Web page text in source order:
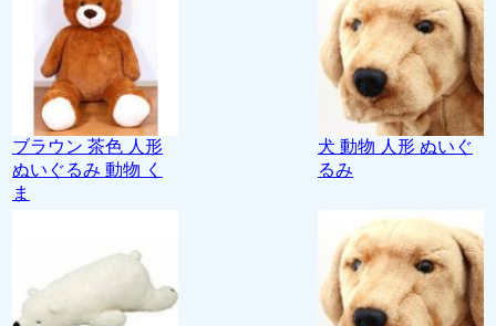
ブラウン 茶色 人形
ぬいぐるみ 動物 く
ま
犬 動物 人形 ぬいぐ
るみ